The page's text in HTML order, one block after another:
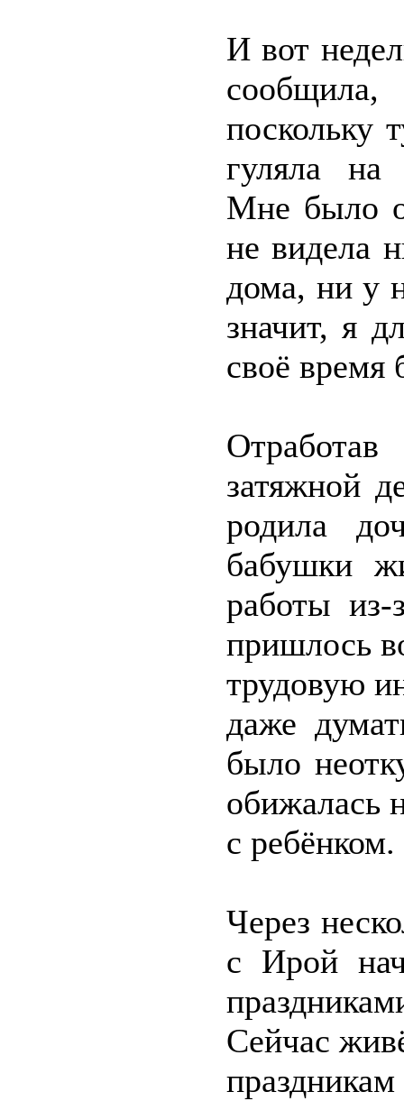
И вот
поскольку
гуляла на
Мне было
не видела
дома, ни у
значит, я
своё время
затяжной
родила
бабушки
работы
пришлось
трудовую
даже
было
обижалась
с ребёнком.
Через
с Ирой
Сейчас